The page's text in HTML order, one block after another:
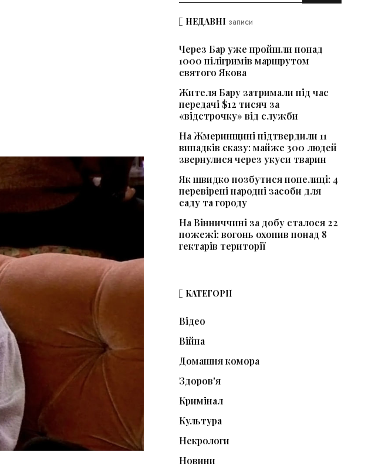
НЕДАВНІ записи
Через Бар уже пройшли понад
1000 пілігримів маршрутом
святого Якова
Жителя Бару затримали під час
передачі $12 тисяч за
«відстрочку» від служби
На Жмеринщині підтвердили 11
випадків сказу: майже 300 людей
звернулися через укуси тварин
Як швидко позбутися попелиці: 4
перевірені народні засоби для
саду та городу
На Вінниччині за добу сталося 22
пожежі: вогонь охопив понад 8
гектарів території
КАТЕГОРІЇ
Відео
Війна
Домашня комора
Здоров'я
Кримінал
Культура
Некрологи
Новини